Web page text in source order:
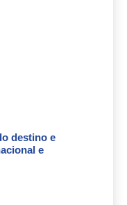
destino e
e